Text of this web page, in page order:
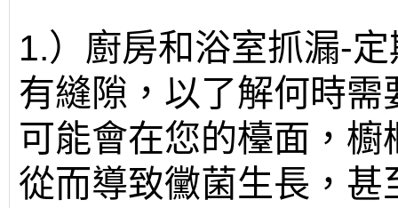
1.）廚房和浴室抓漏-
有縫隙，以了解何時
可能會在您的檯面，
從而導致黴菌生長，